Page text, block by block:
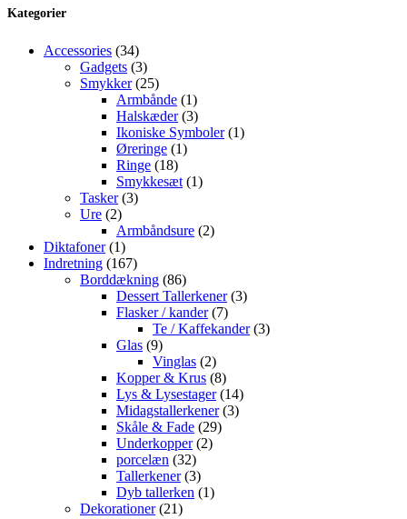
Kategorier
Accessories 3434
varer
Gadgets 33
varer
Smykker 2525
varer
Armbånde 11
vare
Halskæder 33
varer
Ikoniske Symboler 11
Øreringe 11
Ringe 1818
varer
Smykkesæt 11
Tasker 33
Ure 22
varer
Armbåndsure 22
Diktafoner 11
vare
Indretning 167167
varer
Borddækning 8686
varer
Dessert Tallerkener 33
Flasker / kander 77
varer
Te / Kaffekander 33
Glas 99
varer
Vinglas 22
varer
Kopper & Krus 88
varer
Lys & Lysestager 1414
varer
Midagstallerkener 33
Skåle & Fade 2929
Underkopper 22
porcelæn 3232
varer
Tallerkener 33
varer
Dyb tallerken 11
Dekorationer 2121